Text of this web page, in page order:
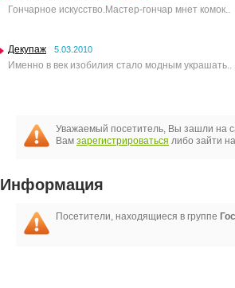
Гончарное искусство.Мастер-гончар мнет комок..
Декупаж 5.03.2010
Именно в век изобилия стало модным украшать..
Уважаемый посетитель, Вы зашли на
Вам зарегистрироваться либо зайти
Информация
Посетители, находящиеся в группе